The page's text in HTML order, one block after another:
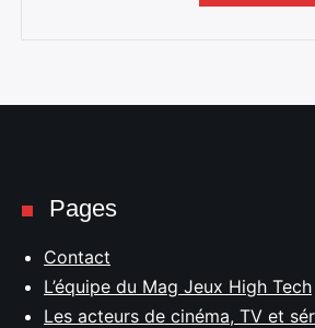
Pages
Contact
L’équipe du Mag Jeux High Tech
Les acteurs de cinéma, TV et